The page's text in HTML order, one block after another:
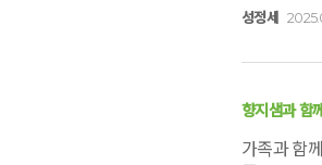
되었습니
새소리, 에
성정세
향지샘과 함
가족과 함